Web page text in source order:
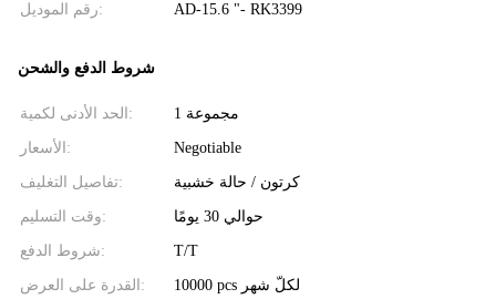
رقم الموديل: AD-15.6 "- RK3399
شروط الدفع والشحن
الحد الأدنى لكمية: 1 مجموعة
الأسعار: Negotiable
تفاصيل التغليف: كرتون / حالة خشبية
وقت التسليم: حوالي 30 يومًا
شروط الدفع: T/T
القدرة على العرض: 10000 pcs لكلّ شهر